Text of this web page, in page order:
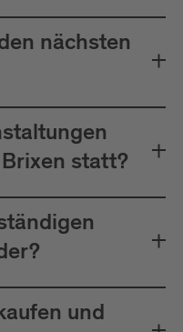
nächsten
statt?
und